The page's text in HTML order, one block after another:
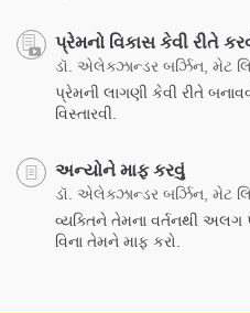
પ્રેમનો વિકાસ કેવી રીતે
ડૉ. એલેક્ઝાન્ડર બર્ઝિન, મેટ
પ્રેમની લાગણી કેવી રીતે
વિસ્તારવી.
અન્યોને માફ કરવું
ડૉ. એલેક્ઝાન્ડર બર્ઝિન, મેટ
વ્યક્તિને તેમના વર્તનથી અલગ
વિના તેમને માફ કરો.